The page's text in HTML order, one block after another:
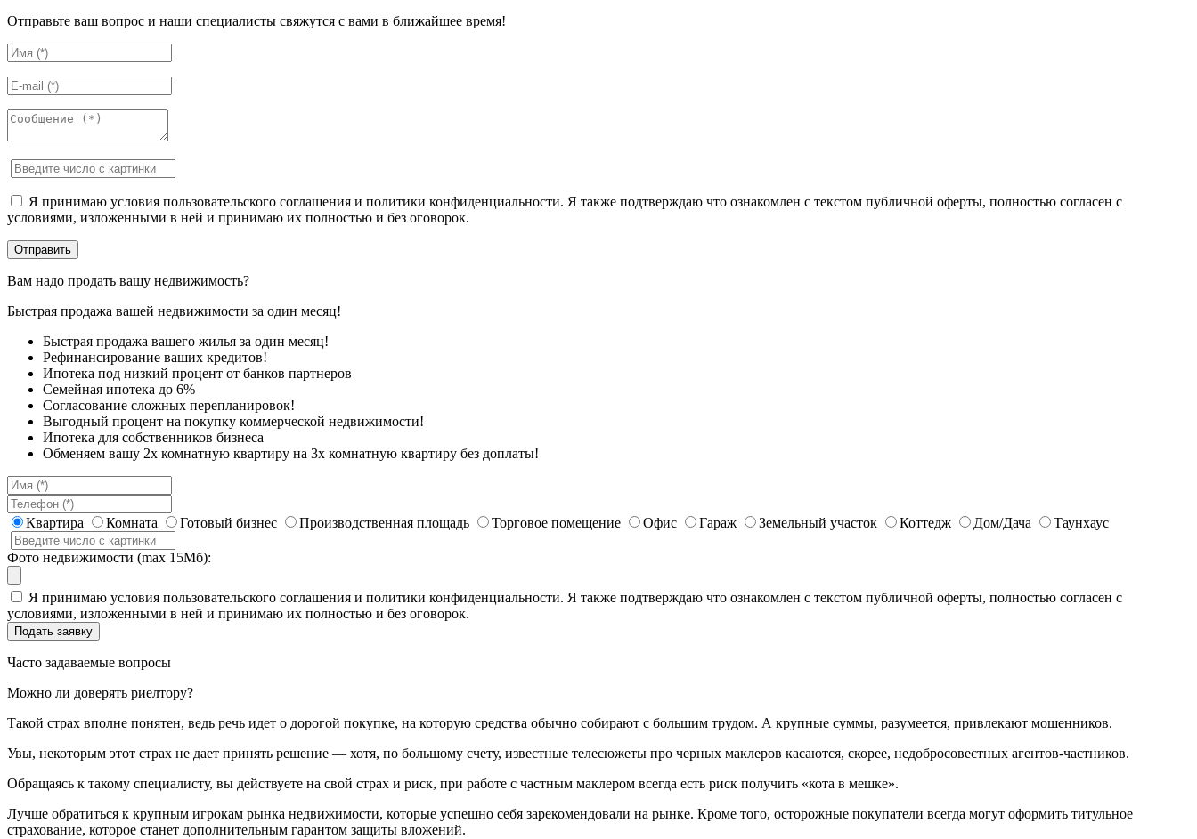
Отправьте ваш вопрос и наши специалисты свяжутся с вами в ближайшее время!
Я принимаю условия пользовательского соглашения и политики конфиденциальности. Я также подтверждаю что ознакомлен с текстом публичной оферты, полностью согласен с
условиями, изложенными в ней и принимаю их полностью и без оговорок.
Вам надо продать вашу недвижимость?
Быстрая продажа вашей недвижимости за один месяц!
Быстрая продажа вашего жилья за один месяц!
Рефинансирование ваших кредитов!
Ипотека под низкий процент от банков партнеров
Семейная ипотека до 6%
Согласование сложных перепланировок!
Выгодный процент на покупку коммерческой недвижимости!
Ипотека для собственников бизнеса
Обменяем вашу 2х комнатную квартиру на 3х комнатную квартиру без доплаты!
Квартира Комната Готовый бизнес Производственная площадь Торговое помещение Офис Гараж Земельный участок Коттедж Дом/Дача Таунхаус
Фото недвижимости (max 15Мб):
Я принимаю условия пользовательского соглашения и политики конфиденциальности. Я также подтверждаю что ознакомлен с текстом публичной оферты, полностью согласен с
условиями, изложенными в ней и принимаю их полностью и без оговорок.
Часто задаваемые вопросы
Можно ли доверять риелтору?
Такой страх вполне понятен, ведь речь идет о дорогой покупке, на которую средства обычно собирают с большим трудом. А крупные суммы, разумеется, привлекают мошенников.
Увы, некоторым этот страх не дает принять решение — хотя, по большому счету, известные телесюжеты про черных маклеров касаются, скорее, недобросовестных агентов-частников.
Обращаясь к такому специалисту, вы действуете на свой страх и риск, при работе с частным маклером всегда есть риск получить «кота в мешке».
Лучше обратиться к крупным игрокам рынка недвижимости, которые успешно себя зарекомендовали на рынке. Кроме того, осторожные покупатели всегда могут оформить титульное
страхование, которое станет дополнительным гарантом защиты вложений.